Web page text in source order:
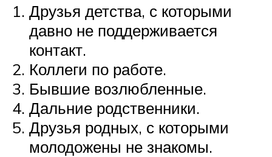
Друзья детства, с которыми
давно не поддерживается
контакт.
Коллеги по работе.
Бывшие возлюбленные.
Дальние родственники.
Друзья родных, с которыми
молодожены не знакомы.